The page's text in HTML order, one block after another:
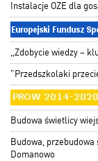
Instalacje OZE dla
,,Zdobycie wiedzy –
"Przedszkolaki
Budowa świetlicy
Budowa,
Domanowo